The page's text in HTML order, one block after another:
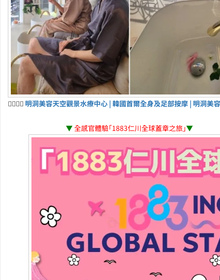
💆‍♀️💆‍♂️ 明洞美容天空觀景水療中心 | 韓國首爾全身及足部按摩 | 明洞美
▼全感官體驗「1883仁川全球蓋章之旅」▼